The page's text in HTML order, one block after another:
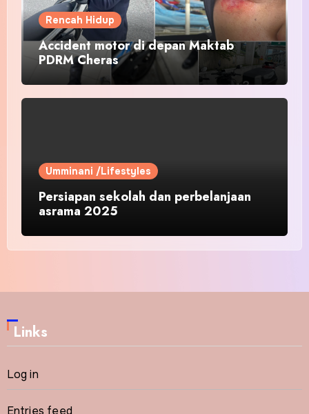
Rencah Hidup
Accident motor di depan Maktab
PDRM Cheras
Umminani /Lifestyles
Persiapan sekolah dan perbelanjaan
asrama 2025
Links
Log in
Entries feed